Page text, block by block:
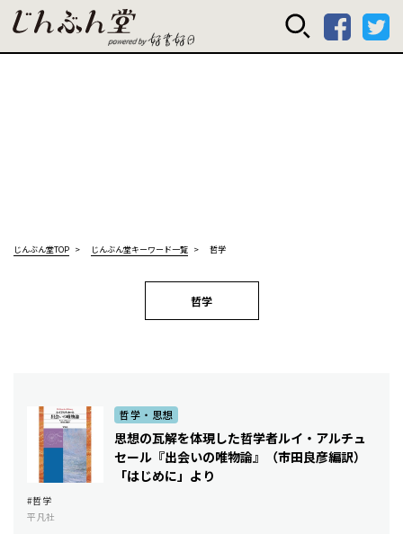
じんぶん堂
じんぶん堂TOP じんぶん堂キーワード一覧 哲学
哲学
哲学・思想
思想の瓦解を体現した哲学者――ルイ・アルチュ
セール『出会いの唯物論』（市田良彦編訳）
「はじめに」より
#哲学
平凡社